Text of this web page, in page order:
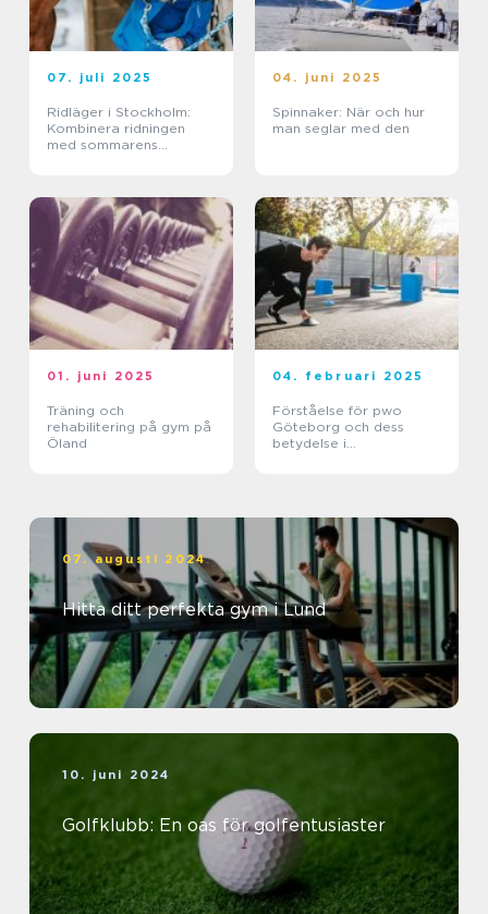
07. juli 2025
Ridläger i Stockholm:
Kombinera ridningen
med sommarens
04. juni 2025
Spinnaker: När och hur
man seglar med den
01. juni 2025
Träning och
rehabilitering på gym på
Öland
04. februari 2025
Förståelse för pwo
Göteborg och dess
betydelse i
07. augusti 2024
Hitta ditt perfekta gym i Lund
10. juni 2024
Golfklubb: En oas för golfentusiaster